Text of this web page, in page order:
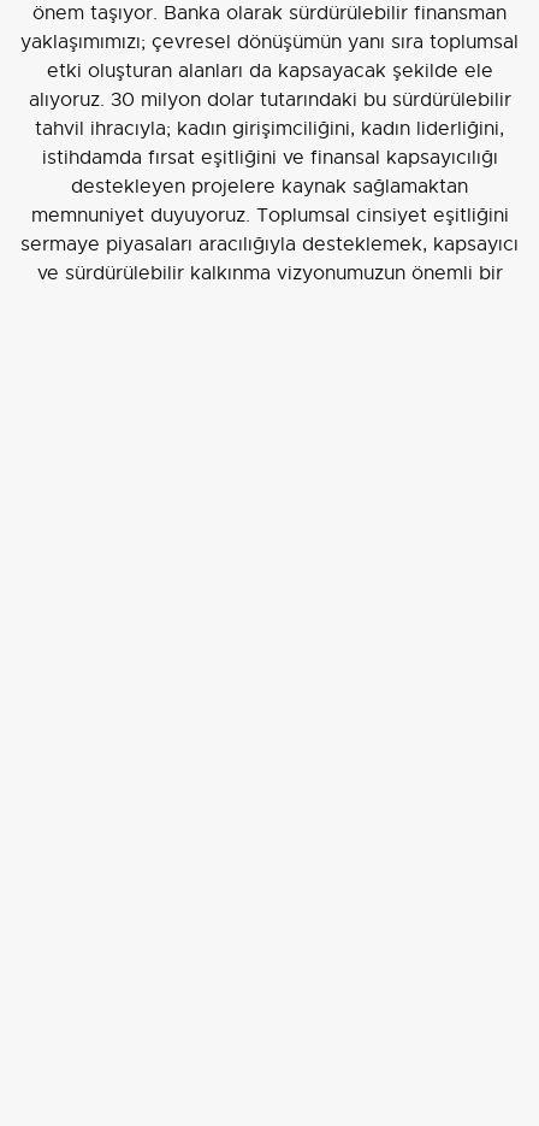
önem taşıyor. Banka olarak sürdürülebilir finansman
yaklaşımımızı; çevresel dönüşümün yanı sıra toplumsal
etki oluşturan alanları da kapsayacak şekilde ele
alıyoruz. 30 milyon dolar tutarındaki bu sürdürülebilir
tahvil ihracıyla; kadın girişimciliğini, kadın liderliğini,
istihdamda fırsat eşitliğini ve finansal kapsayıcılığı
destekleyen projelere kaynak sağlamaktan
memnuniyet duyuyoruz. Toplumsal cinsiyet eşitliğini
sermaye piyasaları aracılığıyla desteklemek, kapsayıcı
ve sürdürülebilir kalkınma vizyonumuzun önemli bir